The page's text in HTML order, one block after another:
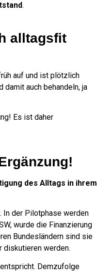
.
alltagsfit
auf und ist plötzlich
damit auch behandeln, ja
Es ist daher
des Alltags in ihrem
In der Pilotphase werden
wurde die Finanzierung
Bundesländern sind sie
diskutieren werden.
Demzufolge